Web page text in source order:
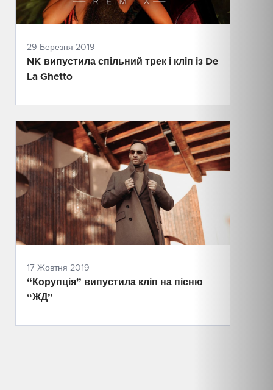
29 Березня 2019
NK випустила спільний трек і кліп із De
La Ghetto
17 Жовтня 2019
“Корупція” випустила кліп на пісню
“ЖД”